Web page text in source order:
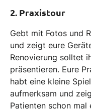
2. Praxistour
Gebt mit Fotos und
und zeigt eure
Renovierung solltet
präsentieren. Eure
habt eine kleine
aufmerksam und
Patienten schon mal